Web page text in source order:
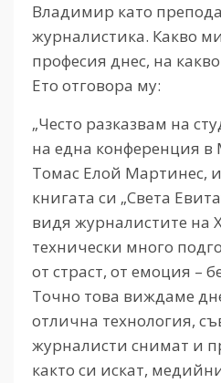
Владимир като
журналистика. Какво
професия днес, на
Ето отговора му:
„Често разказвам на
на една конференция в
Томас Елой Мартинес,
книгата си „Света
видя журналистите на
технически много
от страст, от емоция –
Точно това виждаме
отлична технология,
журналисти снимат и
както си искат,